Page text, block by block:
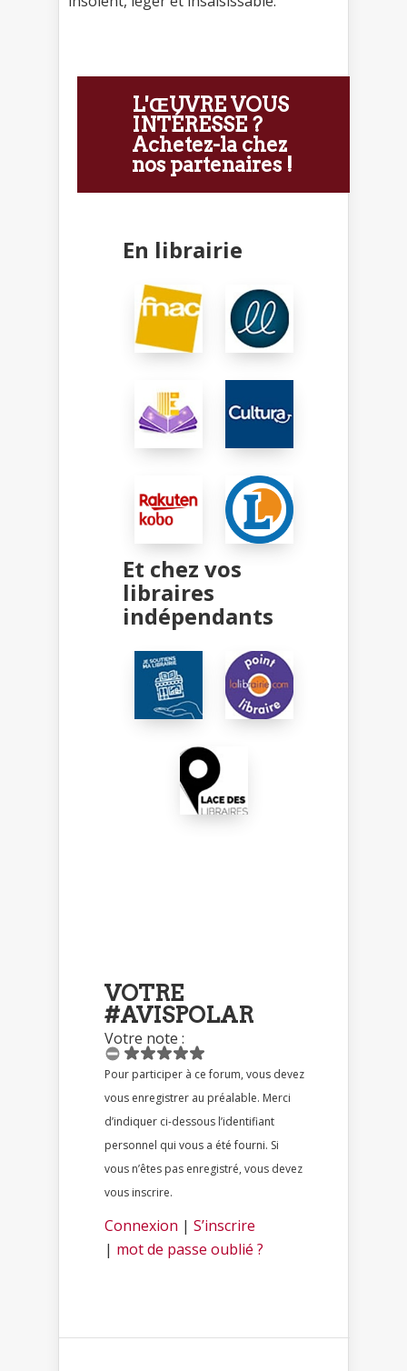
L'ŒUVRE VOUS
INTÉRESSE ?
Achetez-la chez
nos partenaires !
En librairie
Et chez vos
libraires
indépendants
VOTRE
#AVISPOLAR
Votre note :
Pour participer à ce forum, vous devez
vous enregistrer au préalable. Merci
d’indiquer ci-dessous l’identifiant
personnel qui vous a été fourni. Si
vous n’êtes pas enregistré, vous devez
vous inscrire.
Connexion | S’inscrire
| mot de passe oublié ?